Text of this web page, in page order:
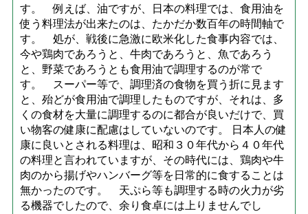
す。 例えば、油ですが、日本の料理では、食用油を
使う料理法が出来たのは、たかだか数百年の時間軸で
す。 処が、戦後に急激に欧米化した食事内容では、
今や鶏肉であろうと、牛肉であろうと、魚であろう
と、野菜であろうとも食用油で調理するのが常で
す。 スーパー等で、調理済の食物を買う折に見ます
と、殆どが食用油で調理したものですが、それは、多
くの食材を大量に調理するのに都合が良いだけで、買
い物客の健康に配慮はしていないのです。 日本人の健
康に良いとされる料理は、昭和３０年代から４０年代
の料理と言われていますが、その時代には、鶏肉や牛
肉のから揚げやハンバーグ等を日常的に食することは
無かったのです。 天ぷら等も調理する時の火力が劣
る機器でしたので、余り食卓には上りませんでし